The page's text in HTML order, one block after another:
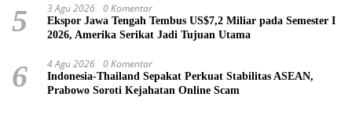
5 3 Agu 2026 0 Komentar
Ekspor Jawa Tengah Tembus US$7,2 Miliar pada Semester I
2026, Amerika Serikat Jadi Tujuan Utama
6 4 Agu 2026 0 Komentar
Indonesia-Thailand Sepakat Perkuat Stabilitas ASEAN,
Prabowo Soroti Kejahatan Online Scam